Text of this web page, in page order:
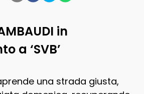
in
a ‘SVB’
una strada giusta,